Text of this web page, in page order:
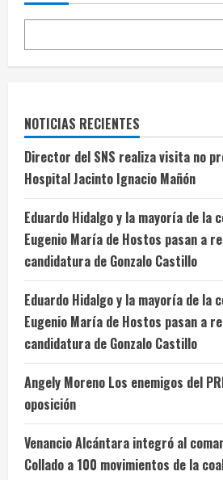
NOTICIAS RECIENTES
Director del SNS realiza visita no
Hospital Jacinto Ignacio Mañón
Eduardo Hidalgo y la mayoría de
Eugenio María de Hostos pasan a
candidatura de Gonzalo Castillo
Eduardo Hidalgo y la mayoría de
Eugenio María de Hostos pasan a
candidatura de Gonzalo Castillo
Angely Moreno Los enemigos del
oposición
Venancio Alcántara integró al
Collado a 100 movimientos de la